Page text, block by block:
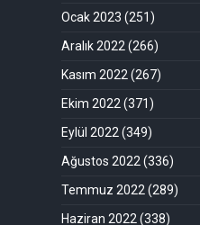
Ocak 2023 (251)
Aralık 2022 (266)
Kasım 2022 (267)
Ekim 2022 (371)
Eylül 2022 (349)
Ağustos 2022 (336)
Temmuz 2022 (289)
Haziran 2022 (338)